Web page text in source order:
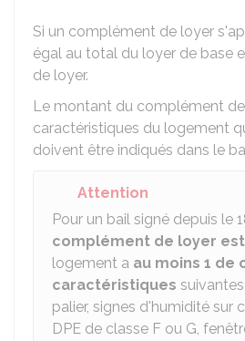
Si un complément de loyer
égal au total du loyer de base
de loyer.
Le montant du complément
caractéristiques du logement
doivent être indiqués dans le
Attention
Pour un bail signé depuis le
complément de loyer
logement a au moins 1 de
caractéristiques
palier, signes d'humidité sur
DPE de classe F ou G,